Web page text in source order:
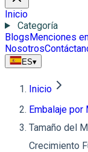
Inicio
Categoría
BlogsMenciones
Nosotros
ES▾
Inicio
Embalaje por
Tamaño del
Crecimiento